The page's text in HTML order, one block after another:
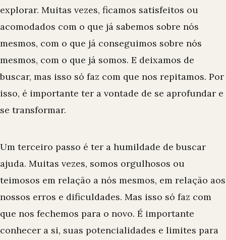
explorar. Muitas vezes, ficamos satisfeitos ou
acomodados com o que já sabemos sobre nós
mesmos, com o que já conseguimos sobre nós
mesmos, com o que já somos. E deixamos de
buscar, mas isso só faz com que nos repitamos. Por
isso, é importante ter a vontade de se aprofundar e
se transformar.
Um terceiro passo é ter a humildade de buscar
ajuda. Muitas vezes, somos orgulhosos ou
teimosos em relação a nós mesmos, em relação aos
nossos erros e dificuldades. Mas isso só faz com
que nos fechemos para o novo. É importante
conhecer a si, suas potencialidades e limites para